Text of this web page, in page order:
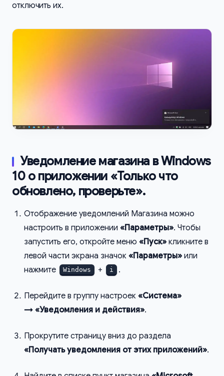
отключить их.
Уведомление магазина в Windows
10 о приложении «Только что
обновлено, проверьте».
Отображение уведомлений Магазина можно
настроить в приложении «Параметры». Чтобы
запустить его, откройте меню «Пуск» кликните в
левой части экрана значок «Параметры» или
нажмите
Windows + i .
Перейдите в группу настроек «Система»
→ «Уведомления и действия».
Прокрутите страницу вниз до раздела
«Получать уведомления от этих приложений».